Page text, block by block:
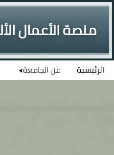
منصة الأعمال
الرئيسية عن الجامعة